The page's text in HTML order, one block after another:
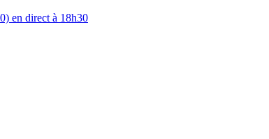
en direct à 18h30